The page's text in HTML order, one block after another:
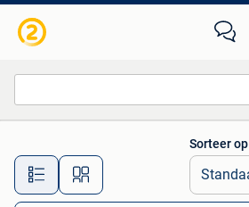
Alle afstanden…
Sorteer op